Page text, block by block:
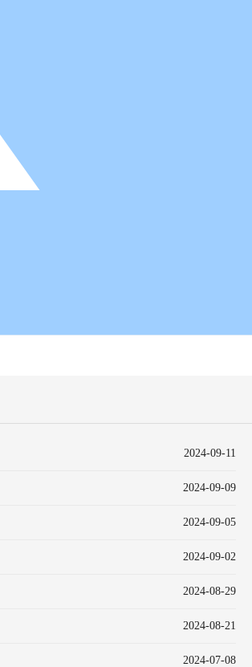
2024-09-11
2024-09-09
2024-09-05
2024-09-02
2024-08-29
2024-08-21
2024-07-08